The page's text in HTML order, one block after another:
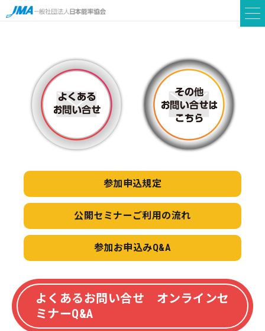
参加申込規定
公開セミナー ご利用の流れ
参加お申込みQ&A
よくあるお問い合せ オンラインセ
ミナーQ&A